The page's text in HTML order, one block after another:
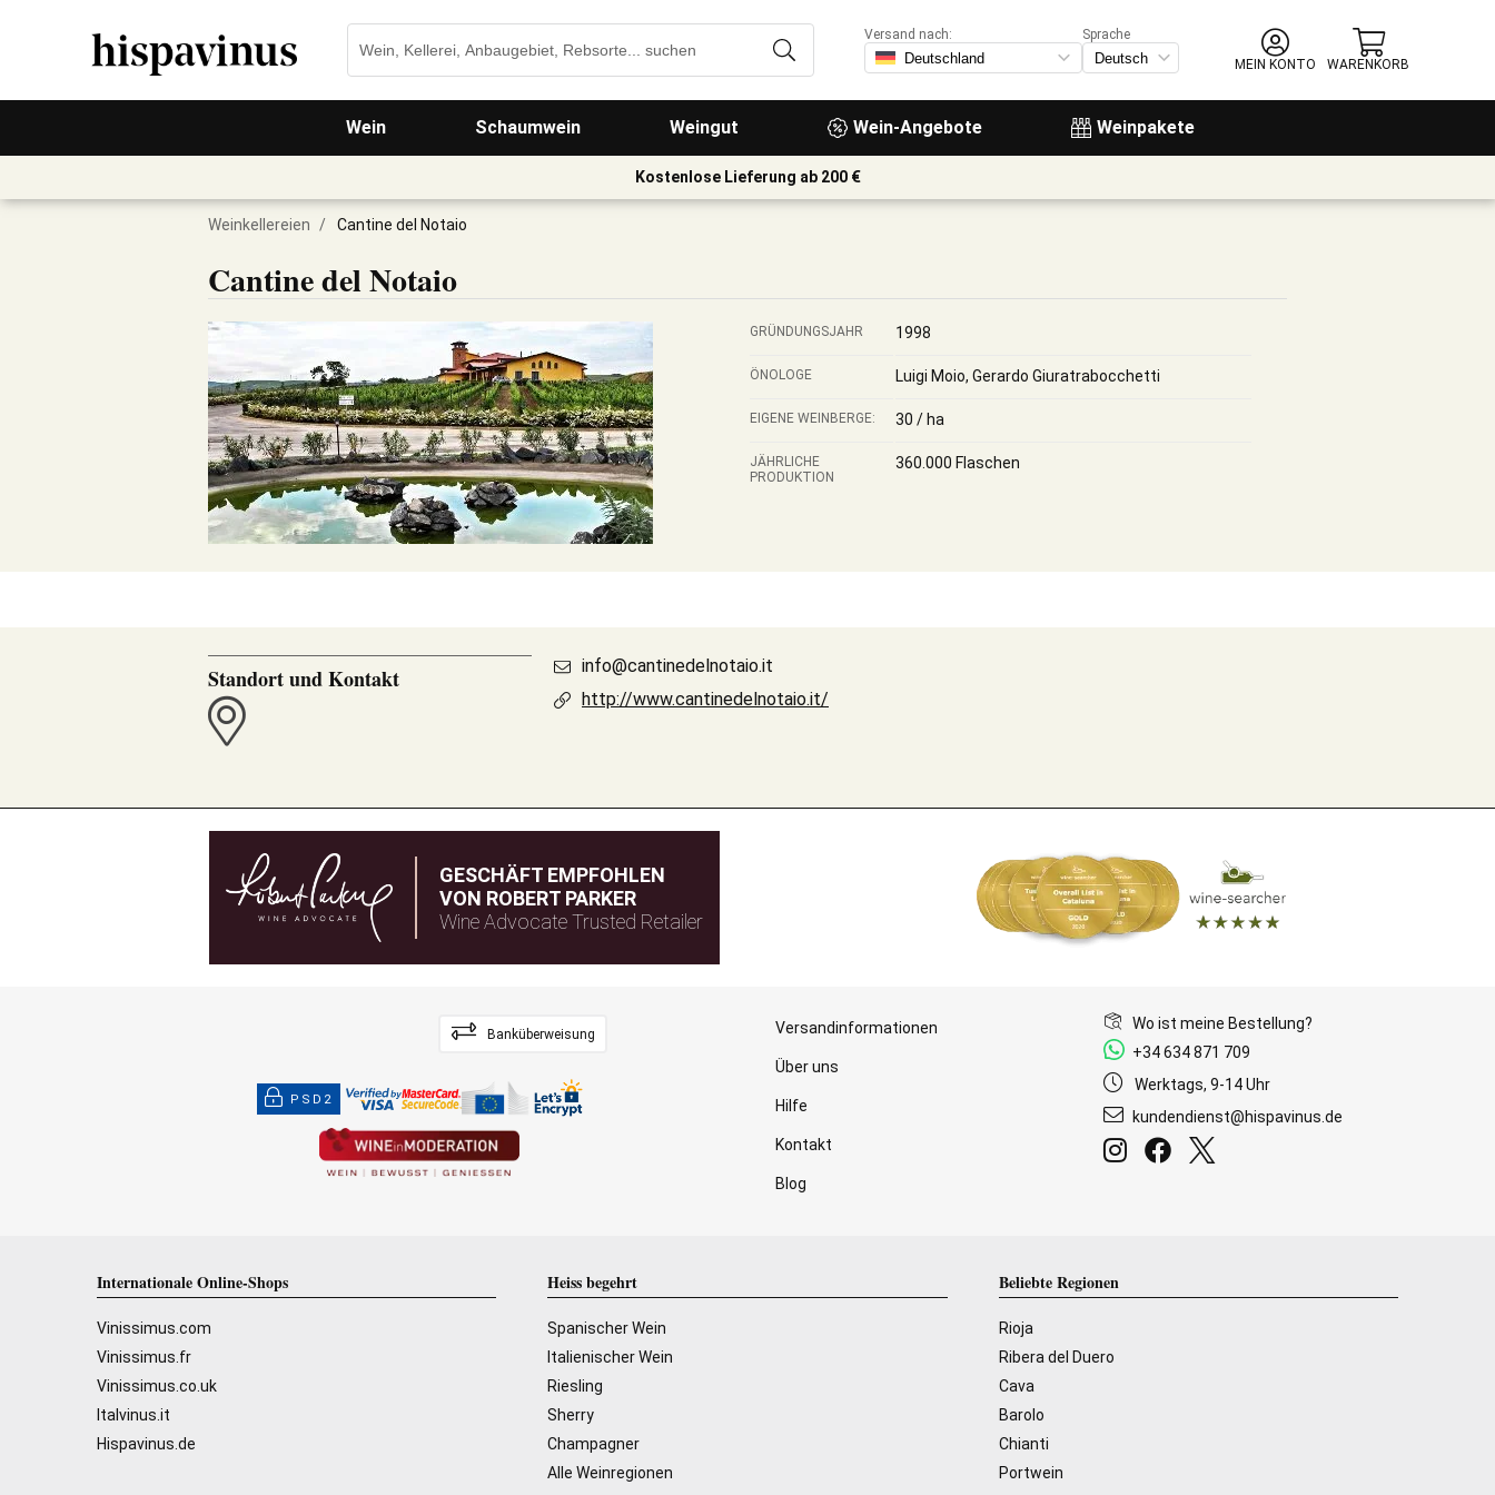
Wein Schaumwein Weingut Wein-Angebote Weinpakete
Versand nach:
Sprache
MEIN KONTO
WARENKORB
Kostenlose Lieferung ab 200 €
Weinkellereien / Cantine del Notaio
Cantine del Notaio
GRÜNDUNGSJAHR 1998
ÖNOLOGE Luigi Moio, Gerardo Giuratrabocchetti
EIGENE WEINBERGE: 30 / ha
JÄHRLICHE
PRODUKTION
360.000 Flaschen
Standort und Kontakt
info@cantinedelnotaio.it
http://www.cantinedelnotaio.it/
GESCHÄFT EMPFOHLEN
VON ROBERT PARKER
Wine Advocate Trusted Retailer
Banküberweisung
PSD2
Versandinformationen
Über uns
Hilfe
Kontakt
Blog
Wo ist meine Bestellung?
+34 634 871 709
Werktags, 9-14 Uhr
kundendienst@hispavinus.de
Internationale Online-Shops
Vinissimus.com
Vinissimus.fr
Vinissimus.co.uk
Italvinus.it
Hispavinus.de
Heiss begehrt
Spanischer Wein
Italienischer Wein
Riesling
Sherry
Champagner
Alle Weinregionen
Beliebte Regionen
Rioja
Ribera del Duero
Cava
Barolo
Chianti
Portwein